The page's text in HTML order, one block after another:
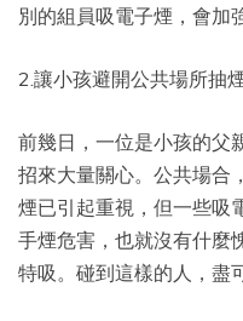
別的組員吸電子煙，會加
2.讓小孩避開公共場所抽
前幾日，一位是小孩的父
招來大量關心。公共場合
煙已引起重視，但一些吸
手煙危害，也就沒有什麼
特吸。碰到這樣的人，盡